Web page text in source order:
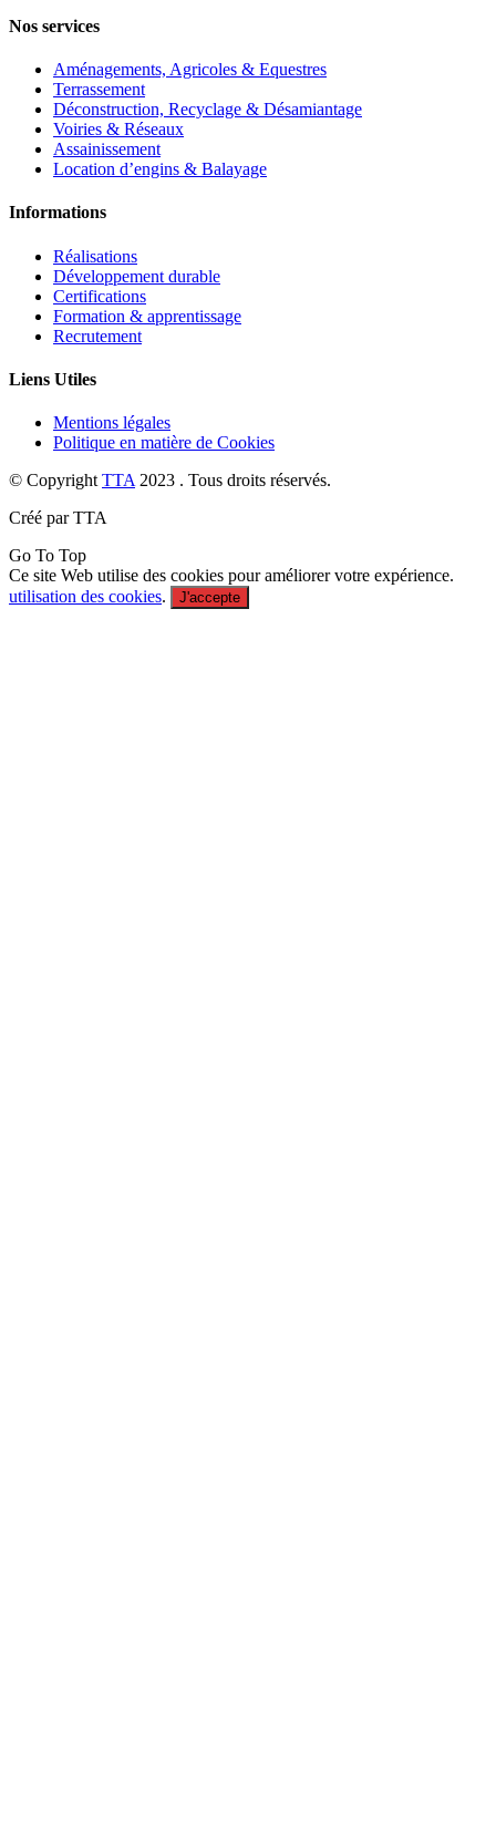
Nos services
Aménagements, Agricoles & Equestres
Terrassement
Déconstruction, Recyclage & Désamiantage
Voiries & Réseaux
Assainissement
Location d’engins & Balayage
Informations
Réalisations
Développement durable
Certifications
Formation & apprentissage
Recrutement
Liens Utiles
Mentions légales
Politique en matière de Cookies
© Copyright TTA 2023 . Tous droits réservés.
Créé par TTA
Go To Top
Ce site Web utilise des cookies pour améliorer votre expérience.
utilisation des cookies. J'accepte